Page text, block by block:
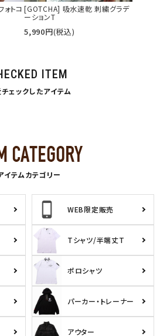
トコ [GOTCHA] 吸水速乾 刺繍グラデ
ーションT
5,990円(税込)
ITEM
ェックしたアイテム
イテムカテゴリー
WEB限定販売
Tシャツ/半端丈T
ポロシャツ
パーカー・トレーナー
アウター